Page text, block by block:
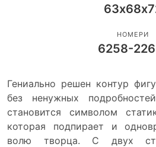
НОМЕРИ
6258-
Гениально решен контур
без ненужных
становится символом
которая подпирает и
волю творца. С двух